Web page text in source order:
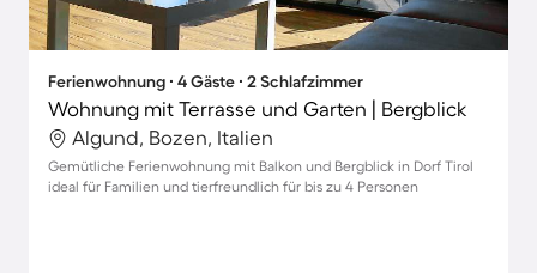
Ferienwohnung ∙ 4 Gäste ∙ 2 Schlafzimmer
Wohnung mit Terrasse und Garten | Bergblick
Algund, Bozen, Italien
Gemütliche Ferienwohnung mit Balkon und Bergblick in Dorf Tirol
ideal für Familien und tierfreundlich für bis zu 4 Personen